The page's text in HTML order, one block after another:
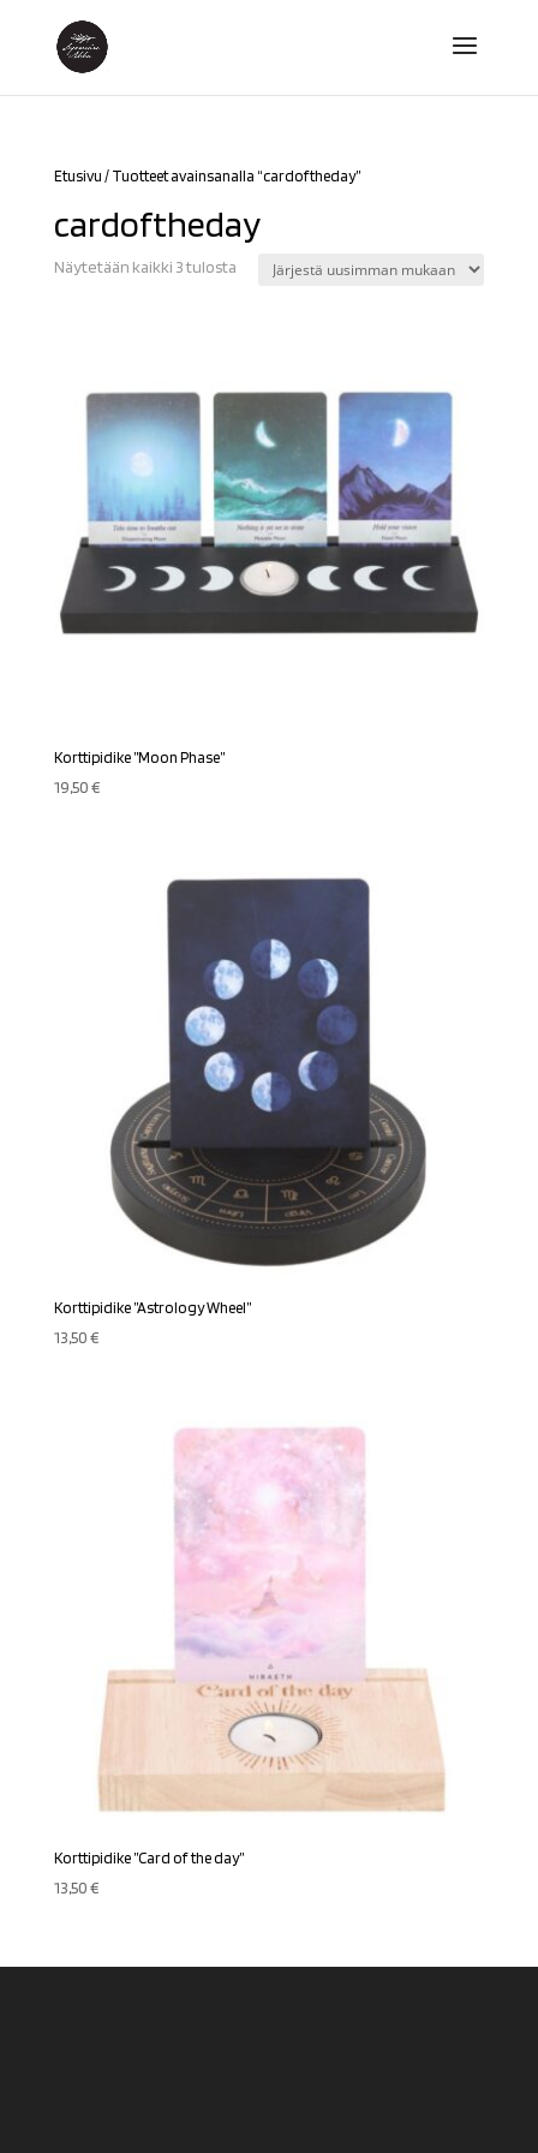
Etusivu / Tuotteet avainsanalla “cardoftheday”
cardoftheday
Näytetään kaikki 3 tulostaSorted
Korttipidike ”Moon Phase”
19,50€
Korttipidike ”Astrology Wheel”
13,50€
Korttipidike ”Card of the day”
13,50€